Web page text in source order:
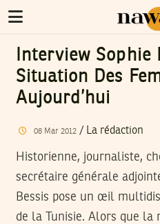
Interview Sophie
Situation Des
Aujourd’hui
08 Mar 2012/ La rédaction
Historienne, journaliste,
secrétaire générale
Bessis pose un œil
de la Tunisie. Alors que la